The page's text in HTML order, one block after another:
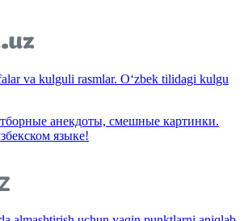
va kulguli rasmlar. O‘zbek tilidagi kulgu
анекдоты, смешные картинки.
языке!